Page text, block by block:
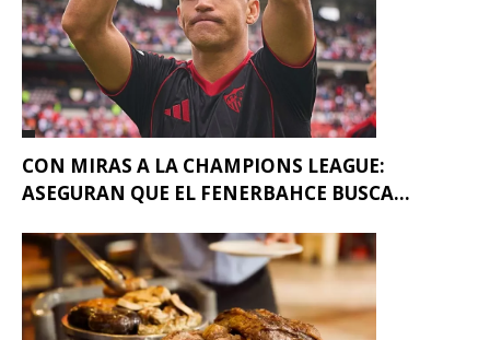
CON MIRAS A LA CHAMPIONS LEAGUE:
ASEGURAN QUE EL FENERBAHCE BUSCA...